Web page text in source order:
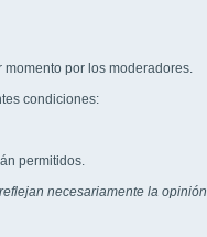
por los moderadores.
condiciones:
permitidos.
necesariamente la opinión